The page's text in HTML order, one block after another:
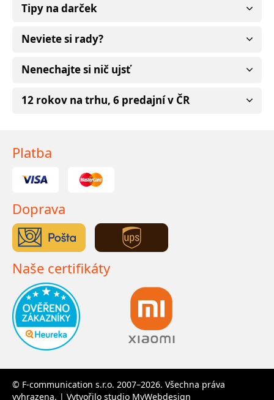
Tipy na darček
Neviete si rady?
Nenechajte si nič ujsť
12 rokov na trhu, 6 predajní v ČR
Platba
Doprava
Naše certifikáty
© F-communication s.r.o. 2007–2026. Všechna práva
vyhrazena. | Vytvořilo studio MyWebdesign